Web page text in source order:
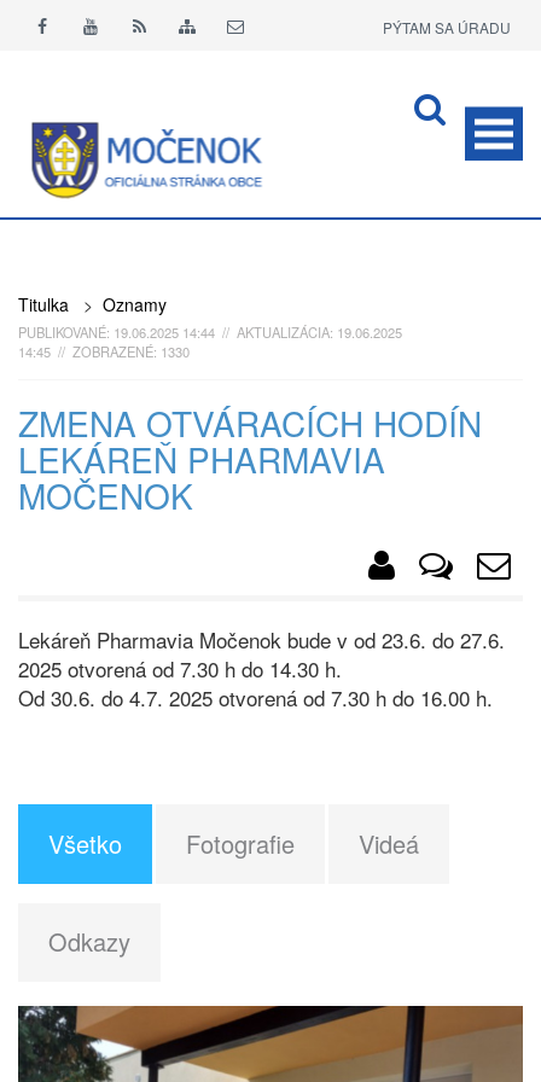
PÝTAM SA ÚRADU
Titulka > Oznamy
PUBLIKOVANÉ: 19.06.2025 14:44 // AKTUALIZÁCIA: 19.06.2025
14:45 // ZOBRAZENÉ: 1330
ZMENA OTVÁRACÍCH HODÍN
LEKÁREŇ PHARMAVIA
MOČENOK
Lekáreň Pharmavia Močenok bude v od 23.6. do 27.6.
2025 otvorená od 7.30 h do 14.30 h.
Od 30.6. do 4.7. 2025 otvorená od 7.30 h do 16.00 h.
Všetko Fotografie Videá
Odkazy